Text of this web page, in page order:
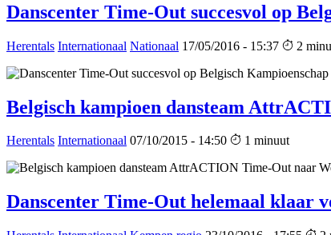
Danscenter Time-Out succesvol op
Herentals Internationaal Nationaal 17/05/2016 - 15:37 2
Belgisch kampioen dansteam
Herentals Internationaal 07/10/2015 - 14:50 1 minuut
Danscenter Time-Out helemaal klaar